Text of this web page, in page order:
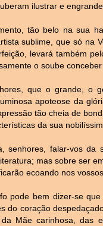
ilustrar e
tão belo na sua
sublime, que só na
levará também
o soube conceber
que o grande, o
apoteose da
tão cheia de
da sua
senhores, falar-vos da
mas sobre ser
ecoando nos
pode bem dizer-se
do coração
Mãe carinhosa, das